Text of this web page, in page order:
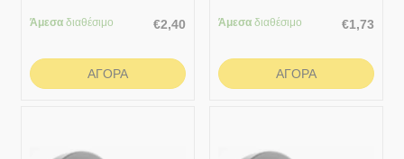
1 ΜΕΤΡΟ 110/91
Άμεσα διαθέσιμο €2,40
ΑΓΟΡΆ
40/31.4
Άμεσα διαθέσιμο €1,73
ΑΓΟΡΆ